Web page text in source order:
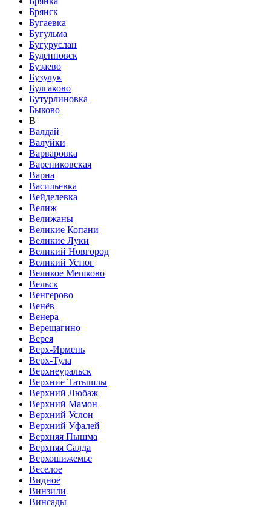
Брянск
Бугаевка
Бугульма
Бугуруслан
Буденновск
Бузаево
Бузулук
Булгаково
Бутурлиновка
Быково
В
Валдай
Валуйки
Варваровка
Варениковская
Варна
Васильевка
Вейделевка
Велиж
Велижаны
Великие Копани
Великие Луки
Великий Новгород
Великий Устюг
Великое Мешково
Вельск
Венгерово
Венёв
Венера
Верещагино
Верея
Верх-Ирмень
Верх-Тула
Верхнеуральск
Верхние Татышлы
Верхний Любаж
Верхний Мамон
Верхний Услон
Верхний Уфалей
Верхняя Пышма
Верхняя Салда
Верхошижемье
Веселое
Видное
Винзили
Винсады